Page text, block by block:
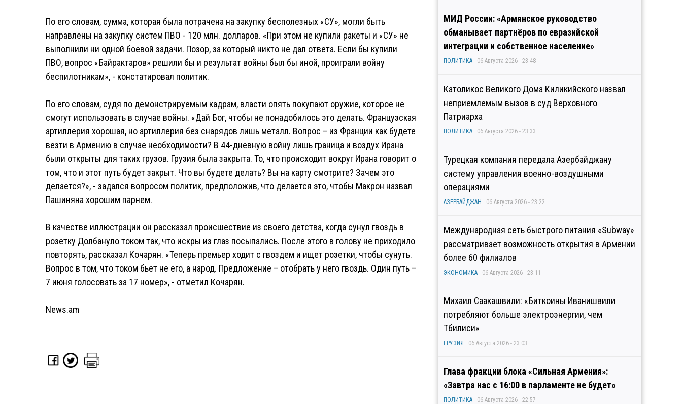
По его словам, сумма, которая была потрачена на закупку бесполезных «СУ», могли быть
направлены на закупку систем ПВО - 120 млн. долларов. «При этом не купили ракеты и «СУ» не
выполнили ни одной боевой задачи. Позор, за который никто не дал ответа. Если бы купили
ПВО, вопрос «Байрактаров» решили бы и результат войны был бы иной, проиграли войну
беспилотникам», - констатировал политик.
По его словам, судя по демонстрируемым кадрам, власти опять покупают оружие, которое не
смогут использовать в случае войны. «Дай Бог, чтобы не понадобилось это делать. Французская
артиллерия хорошая, но артиллерия без снарядов лишь металл. Вопрос – из Франции как будете
везти в Армению в случае необходимости? В 44-дневную войну лишь граница и воздух Ирана
были открыты для таких грузов. Грузия была закрыта. То, что происходит вокруг Ирана говорит о
том, что и этот путь будет закрыт. Что вы будете делать? Вы на карту смотрите? Зачем это
делается?», - задался вопросом политик, предположив, что делается это, чтобы Макрон назвал
Пашиняна хорошим парнем.
В качестве иллюстрации он рассказал происшествие из своего детства, когда сунул гвоздь в
розетку Долбануло током так, что искры из глаз посыпались. После этого в голову не приходило
повторять, рассказал Кочарян. «Теперь премьер ходит с гвоздем и ищет розетки, чтобы сунуть.
Вопрос в том, что током бьет не его, а народ. Предложение – отобрать у него гвоздь. Один путь –
7 июня голосовать за 17 номер», - отметил Кочарян.
News.am
МИД России: «Армянское руководство
обманывает партнёров по евразийской
интеграции и собственное население»
ПОЛИТИКА 06 Августа 2026 - 23:48
Католикос Великого Дома Киликийского назвал
неприемлемым вызов в суд Верховного
Патриарха
ПОЛИТИКА 06 Августа 2026 - 23:33
Турецкая компания передала Азербайджану
систему управления военно-воздушными
операциями
АЗЕРБАЙДЖАН 06 Августа 2026 - 23:22
Международная сеть быстрого питания «Subway»
рассматривает возможность открытия в Армении
более 60 филиалов
ЭКОНОМИКА 06 Августа 2026 - 23:11
Михаил Саакашвили: «Биткоины Иванишвили
потребляют больше электроэнергии, чем
Тбилиси»
ГРУЗИЯ 06 Августа 2026 - 23:03
Глава фракции блока «Сильная Армения»:
«Завтра нас с 16:00 в парламенте не будет»
ПОЛИТИКА 06 Августа 2026 - 22:57